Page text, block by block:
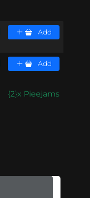
Add
Add
{2}x Pieejams